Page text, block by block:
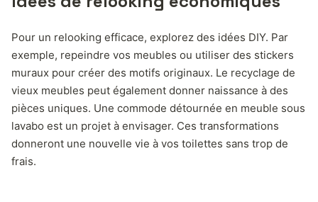
Pour un relooking efficace, explorez des idées DIY. Par
exemple, repeindre vos meubles ou utiliser des stickers
muraux pour créer des motifs originaux. Le recyclage de
vieux meubles peut également donner naissance à des
pièces uniques. Une commode détournée en meuble sous
lavabo est un projet à envisager. Ces transformations
donneront une nouvelle vie à vos toilettes sans trop de
frais.